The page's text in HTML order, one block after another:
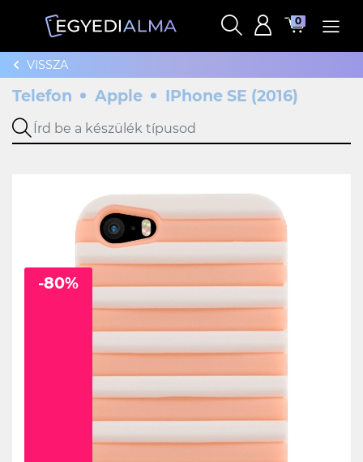
0
VISSZA
Telefon Apple IPhone SE (2016)
-80%